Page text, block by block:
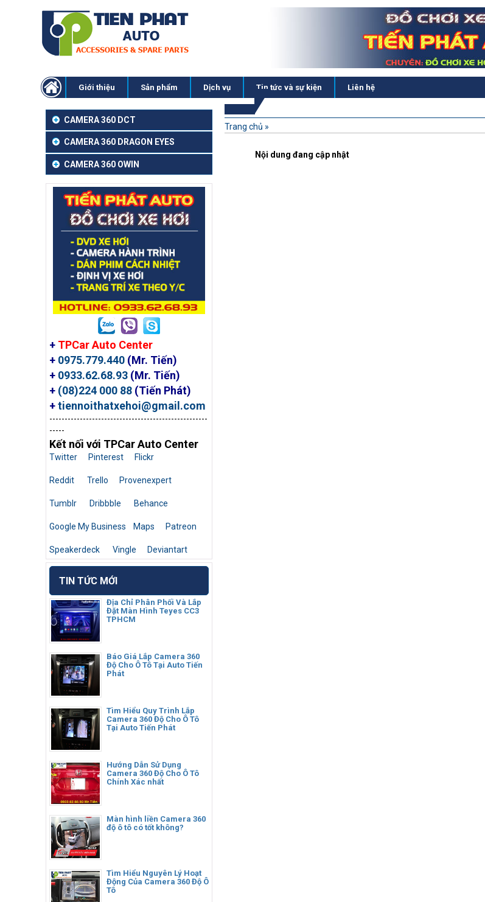
Giới thiệu Sản phẩm Dịch vụ Tin tức và sự kiện Liên hệ
CAMERA 360 DCT
CAMERA 360 DRAGON EYES
CAMERA 360 OWIN
+ TPCar Auto Center
+ 0975.779.440 (Mr. Tiến)
+ 0933.62.68.93 (Mr. Tiến)
+ (08)224 000 88 (Tiến Phát)
+tiennoithatxehoi@gmail.com
----------------------------------------------------
-----
Kết nối với TPCar Auto Center
Twitter Pinterest Flickr
Reddit Trello Provenexpert
Tumblr Dribbble Behance
Google My Business Maps Patreon
Speakerdeck Vingle Deviantart
TIN TỨC MỚI
Địa Chỉ Phân Phối Và Lắp
Đặt Màn Hình Teyes CC3
TPHCM
Báo Giá Lắp Camera 360
Độ Cho Ô Tô Tại Auto Tiến
Phát
Tìm Hiểu Quy Trình Lắp
Camera 360 Độ Cho Ô Tô
Tại Auto Tiến Phát
Hướng Dẫn Sử Dụng
Camera 360 Độ Cho Ô Tô
Chính Xác nhất
Màn hình liền Camera 360
độ ô tô có tốt không?
Tìm Hiểu Nguyên Lý Hoạt
Động Của Camera 360 Độ Ô
Tô
Trang chủ »
Nội dung đang cập nhật